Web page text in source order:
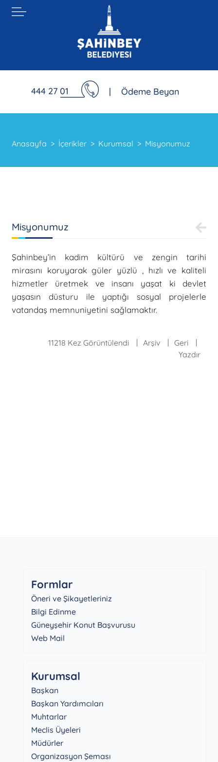
444 27 01 | Ödeme Beyan
Anasayfa İçerikler Kurumsal Misyonumuz
Misyonumuz
Şahinbey’in kadim kültürü ve zengin tarihi
mirasını koruyarak güler yüzlü , hızlı ve kaliteli
hizmetler üretmek ve insanı yaşat ki devlet
yaşasın düsturu ile yaptığı sosyal projelerle
vatandaş memnuniyetini sağlamaktır.
11218 Kez Görüntülendi Arşiv
Geri
Yazdır
Formlar
Öneri ve Şikayetleriniz
Bilgi Edinme
Güneyşehir Konut Başvurusu
Web Mail
Kurumsal
Başkan
Başkan Yardımcıları
Muhtarlar
Meclis Üyeleri
Müdürler
Organizasyon Şeması